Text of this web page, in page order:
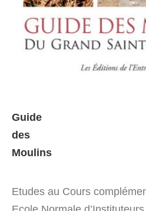
Guide
des
Moulins
Etudes au Cours